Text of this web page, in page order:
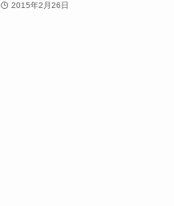
2015年2月26日